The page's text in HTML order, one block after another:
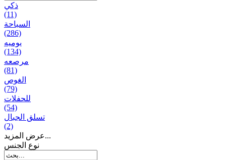
ذكي
(11)
السباحة
(286)
يومیه
(134)
مرصعه
(81)
الغوص
(79)
للحفلات
(54)
تسلق الجبال
(2)
عرض المزيد...
نوع الجنس